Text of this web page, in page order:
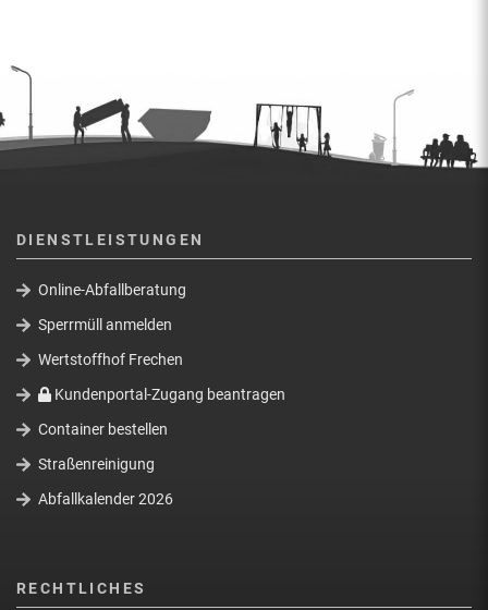
DIENSTLEISTUNGEN
Online-Abfallberatung
Sperrmüll anmelden
Wertstoffhof Frechen
Kundenportal-Zugang beantragen
Container bestellen
Straßenreinigung
Abfallkalender 2026
RECHTLICHES